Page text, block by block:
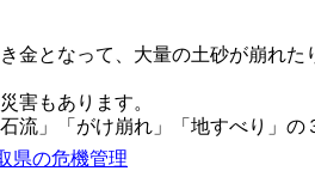
金となって、大量の土砂が崩れた
害もあります。
流」「がけ崩れ」「地すべり」の
県の危機管理